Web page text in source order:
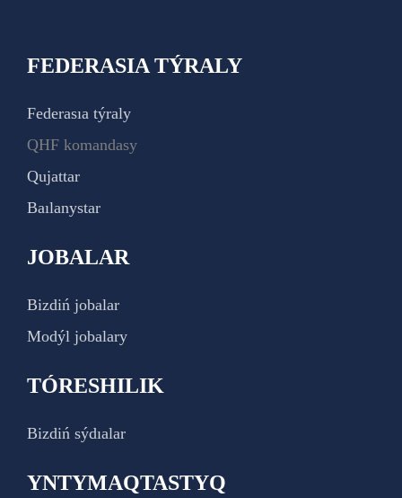
FEDERASIA TÝRALY
Federasıa týraly
QHF komandasy
Qujattar
Baılanystar
JOBALAR
Bizdiń jobalar
Modýl jobalary
TÓRESHILIK
Bizdiń sýdıalar
YNTYMAQTASTYQ